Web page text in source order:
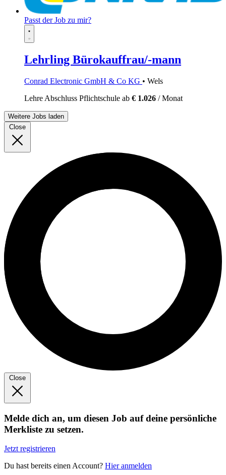
Passt der Job zu mir?
Lehrling Bürokauffrau/-mann
Conrad Electronic GmbH & Co KG • Wels
Lehre Abschluss Pflichtschule ab € 1.026 / Monat
Weitere Jobs laden
Close
Close
Melde dich an, um diesen Job auf deine persönliche
Merkliste zu setzen.
Jetzt registrieren
Du hast bereits einen Account? Hier anmelden